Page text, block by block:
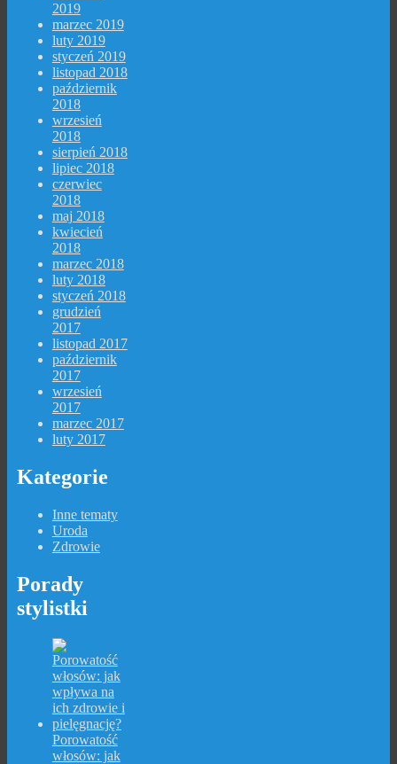
2019
marzec 2019
luty 2019
styczeń 2019
listopad 2018
październik
2018
wrzesień
2018
sierpień 2018
lipiec 2018
czerwiec
2018
maj 2018
kwiecień
2018
marzec 2018
luty 2018
styczeń 2018
grudzień
2017
listopad 2017
październik
2017
wrzesień
2017
marzec 2017
luty 2017
Kategorie
Inne tematy
Uroda
Zdrowie
Porady
stylistki
Porowatość
włosów: jak